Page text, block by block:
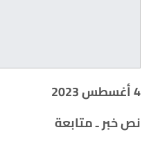
4 أغسطس 2023
نص خبر ـ متابعة